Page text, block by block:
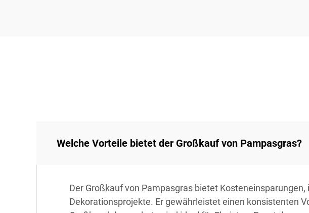
Welche Vorteile bietet der Großkauf von Pampasgras?
Der Großkauf von Pampasgras bietet
Dekorationsprojekte. Er gewährleistet einen konsistenten